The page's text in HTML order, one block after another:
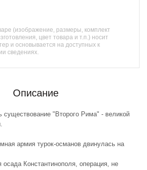
(изображение, размеры, комплект
цвет товара и т.п.) носит
и основывается на доступных к
сведениях.
Описание
существование "Второго Рима" - великой
армия турок-османов двинулась на
осада Константинополя, операция, не